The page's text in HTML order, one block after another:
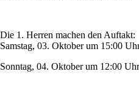
Die 1. Herren machen den Auftakt:
Samstag, 03. Oktober um 15:00
Sonntag, 04. Oktober um 12:00